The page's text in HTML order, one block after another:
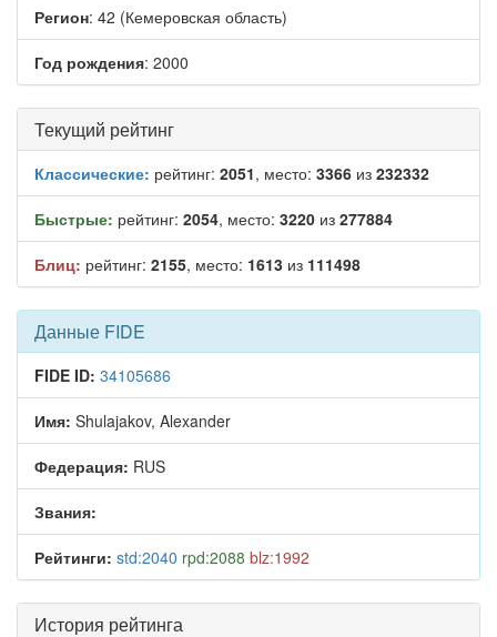
Регион: 42 (Кемеровская область)
Год рождения: 2000
Текущий рейтинг
Классические: рейтинг: 2051, место: 3366 из 232332
Быстрые: рейтинг: 2054, место: 3220 из 277884
Блиц: рейтинг: 2155, место: 1613 из 111498
Данные FIDE
FIDE ID: 34105686
Имя: Shulajakov, Alexander
Федерация: RUS
Звания:
Рейтинги: std:2040 rpd:2088 blz:1992
История рейтинга